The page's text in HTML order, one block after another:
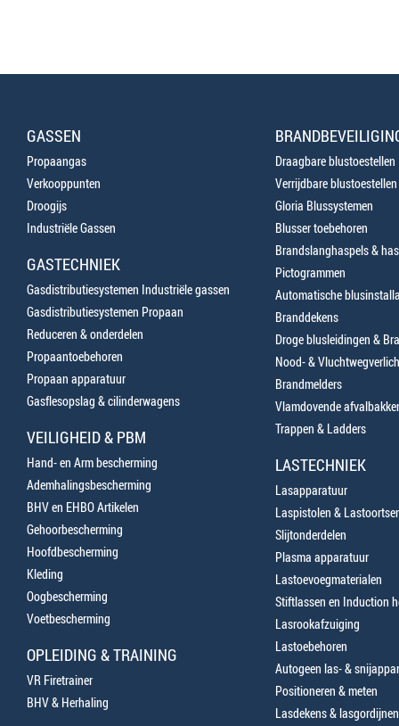
GASSEN
Propaangas
Verkooppunten
Droogijs
Industriële Gassen
GASTECHNIEK
Gasdistributiesystemen Industriële gassen
Gasdistributiesystemen Propaan
Reduceren & onderdelen
Propaantoebehoren
Propaan apparatuur
Gasflesopslag & cilinderwagens
VEILIGHEID & PBM
Hand- en Arm bescherming
Ademhalingsbescherming
BHV en EHBO Artikelen
Gehoorbescherming
Hoofdbescherming
Kleding
Oogbescherming
Voetbescherming
OPLEIDING & TRAINING
VR Firetrainer
BHV & Herhaling
Draagbare blustoestellen
Verrijdbare blustoestellen
Gloria Blussystemen
Blusser toebehoren
Brandslanghaspels &
Pictogrammen
Automatische
Branddekens
Droge blusleidingen &
Nood- &
Brandmelders
Vlamdovende
Trappen & Ladders
LASTECHNIEK
Lasapparatuur
Laspistolen &
Slijtonderdelen
Plasma apparatuur
Lastoevoegmaterialen
Stiftlassen en Induction
Lasrookafzuiging
Lastoebehoren
Autogeen las- &
Positioneren & meten
Lasdekens & lasgordijnen